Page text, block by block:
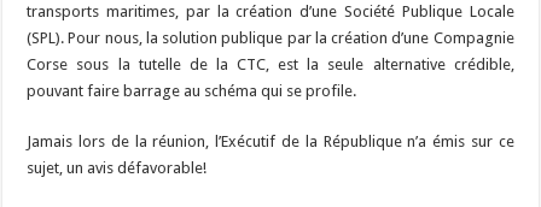
transports maritimes, par la création d’une Société Publique Locale
(SPL). Pour nous, la solution publique par la création d’une Compagnie
Corse sous la tutelle de la CTC, est la seule alternative crédible,
pouvant faire barrage au schéma qui se profile.
Jamais lors de la réunion, l’Exécutif de la République n’a émis sur ce
sujet, un avis défavorable!